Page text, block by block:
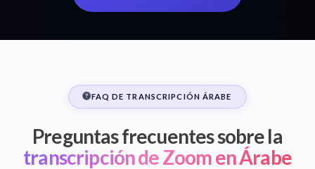
FAQ DE TRANSCRIPCIÓN ÁRABE
Preguntas frecuentes sobre la
transcripción de Zoom en Árabe